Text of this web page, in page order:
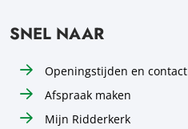
SNEL NAAR
Openingstijden en contact
Afspraak maken
Mijn Ridderkerk